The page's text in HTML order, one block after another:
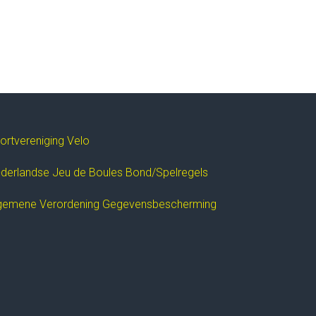
Velo
Jeu de Boules Bond/Spelregels
Verordening Gegevensbescherming